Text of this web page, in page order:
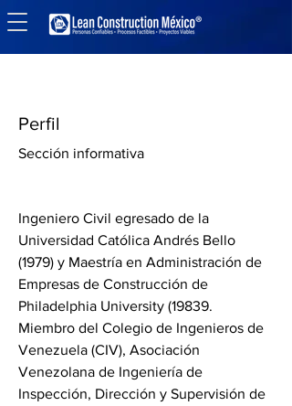
Perfil
Sección informativa
Ingeniero Civil egresado de la
Universidad Católica Andrés Bello
(1979) y Maestría en Administración de
Empresas de Construcción de
Philadelphia University (19839.
Miembro del Colegio de Ingenieros de
Venezuela (CIV), Asociación
Venezolana de Ingeniería de
Inspección, Dirección y Supervisión de